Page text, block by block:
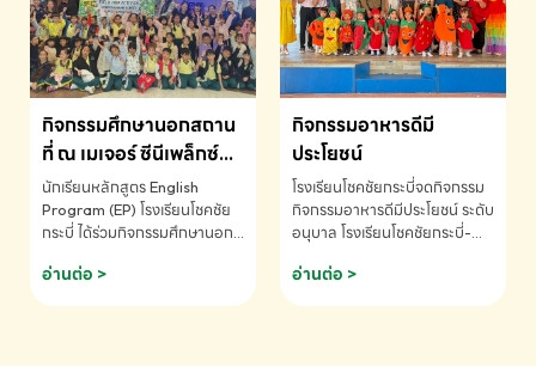
MATHEMATICS AND
MENTAL ARITHMETIC
COMPETITION 2026 - ถ้วย
รางวัลรองชนะเลิศอันดับที่ 2
Mental Arithmetic
Competition K2 - ถ้วยรางวัล
รองชนะเลิศอันดับที่ 2 Mental
K2(Grop) โรงเรียนโชคชัยกระบี่-
สอบถามข้อมูลเพิ่มเติม โทร.
075-691910
กิจกรรมศึกษานอกสถาน
ที่ ณ เมเจอร์ ซีนีเพล็กซ์
ระดับประถมศึกษา (EP.1-
6)
นักเรียนหลักสูตร English
Program (EP) โรงเรียนโชคชัย
กระบี่ ได้ร่วมกิจกรรมศึกษานอก
ชมภาพยนตร์ Toy Story 5
(Soundtrack)เพื่อเสริมทักษะ
ภาษา ผ่านประสบการณ์การเรียนรู้
อ่านต่อ >
กิจกรรมอาหารดีมี
ประโยชน์
โรงเรียนโชคชัยกระบี่จดกิจกรรม
กิจกรรมอาหารดีมีประโยชน์ ระดับ
อนุบาล โรงเรียนโชคชัยกระบี่-
075-691910
อ่านต่อ >